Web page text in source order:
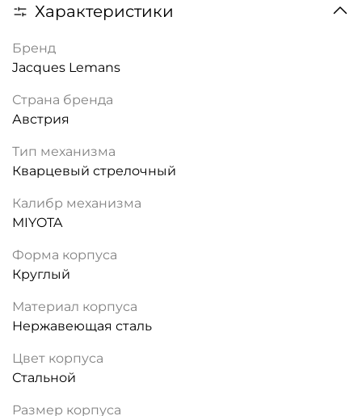
Характеристики
Бренд
Jacques Lemans
Страна бренда
Австрия
Тип механизма
Кварцевый стрелочный
Калибр механизма
MIYOTA
Форма корпуса
Круглый
Материал корпуса
Нержавеющая сталь
Цвет корпуса
Стальной
Размер корпуса